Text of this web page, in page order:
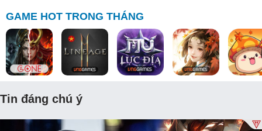
GAME HOT TRONG THÁNG
Tin đáng chú ý